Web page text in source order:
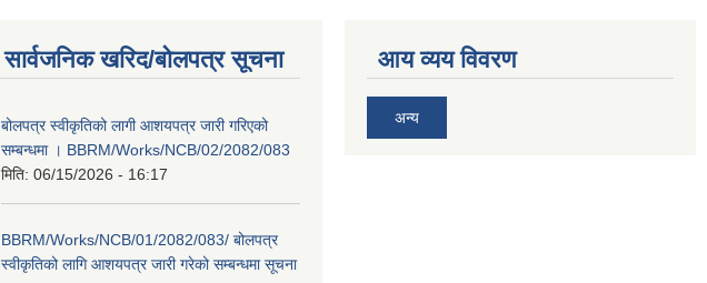
सार्वजनिक खरिद/बोलपत्र सूचना
बोलपत्र स्वीकृतिको लागी आशयपत्र जारी गरिएको
सम्बन्धमा । BBRM/Works/NCB/02/2082/083
मिति: 06/15/2026 - 16:17
BBRM/Works/NCB/01/2082/083/ बोलपत्र
स्वीकृतिको लागि आशयपत्र जारी गरेको सम्बन्धमा सूचना
आय व्यय विवरण
अन्य